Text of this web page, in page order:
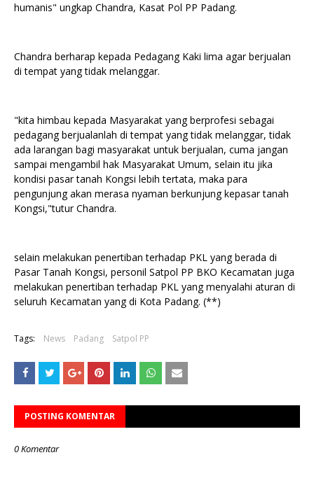
humanis" ungkap Chandra, Kasat Pol PP Padang.
Chandra berharap kepada Pedagang Kaki lima agar berjualan
di tempat yang tidak melanggar.
"kita himbau kepada Masyarakat yang berprofesi sebagai
pedagang berjualanlah di tempat yang tidak melanggar, tidak
ada larangan bagi masyarakat untuk berjualan, cuma jangan
sampai mengambil hak Masyarakat Umum, selain itu jika
kondisi pasar tanah Kongsi lebih tertata, maka para
pengunjung akan merasa nyaman berkunjung kepasar tanah
Kongsi,"tutur Chandra.
selain melakukan penertiban terhadap PKL yang berada di
Pasar Tanah Kongsi, personil Satpol PP BKO Kecamatan juga
melakukan penertiban terhadap PKL yang menyalahi aturan di
seluruh Kecamatan yang di Kota Padang. (**)
Tags: News Padang Satpol PP
POSTING KOMENTAR
0 Komentar